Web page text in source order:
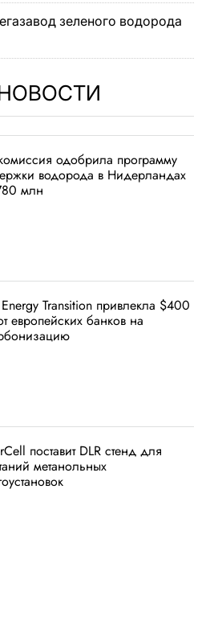
зеленого водорода
одобрила программу
водорода в Нидерландах
млн
Energy Transition привлекла $400
европейских банков на
поставит DLR стенд для
метанольных